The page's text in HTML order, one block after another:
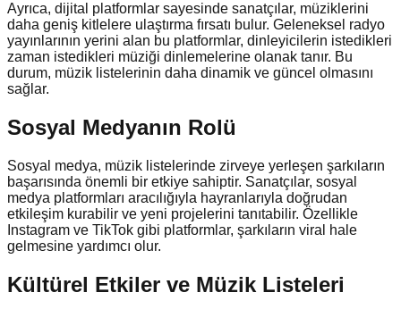
Ayrıca, dijital platformlar sayesinde sanatçılar, müziklerini
daha geniş kitlelere ulaştırma fırsatı bulur. Geleneksel radyo
yayınlarının yerini alan bu platformlar, dinleyicilerin istedikleri
zaman istedikleri müziği dinlemelerine olanak tanır. Bu
durum, müzik listelerinin daha dinamik ve güncel olmasını
sağlar.
Sosyal Medyanın Rolü
Sosyal medya, müzik listelerinde zirveye yerleşen şarkıların
başarısında önemli bir etkiye sahiptir. Sanatçılar, sosyal
medya platformları aracılığıyla hayranlarıyla doğrudan
etkileşim kurabilir ve yeni projelerini tanıtabilir. Özellikle
Instagram ve TikTok gibi platformlar, şarkıların viral hale
gelmesine yardımcı olur.
Kültürel Etkiler ve Müzik Listeleri